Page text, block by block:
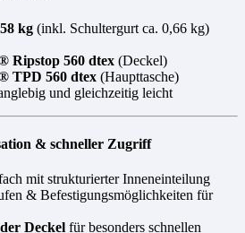
kg (inkl. Schultergurt ca. 0,66 kg)
Ripstop 560 dtex (Deckel)
TPD 560 dtex (Haupttasche)
und gleichzeitig leicht
& schneller Zugriff
mit strukturierter Inneneinteilung
& Befestigungsmöglichkeiten für
Deckel für besonders schnellen